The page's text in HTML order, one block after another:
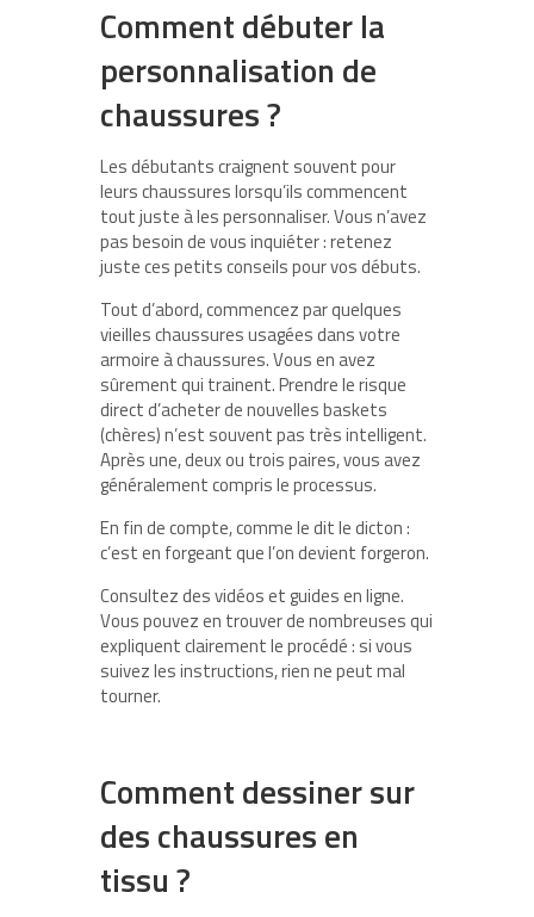
Comment débuter la
personnalisation de
chaussures ?
Les débutants craignent souvent pour
leurs chaussures lorsqu’ils commencent
tout juste à les personnaliser. Vous n’avez
pas besoin de vous inquiéter : retenez
juste ces petits conseils pour vos débuts.
Tout d’abord, commencez par quelques
vieilles chaussures usagées dans votre
armoire à chaussures. Vous en avez
sûrement qui trainent. Prendre le risque
direct d’acheter de nouvelles baskets
(chères) n’est souvent pas très intelligent.
Après une, deux ou trois paires, vous avez
généralement compris le processus.
En fin de compte, comme le dit le dicton :
c’est en forgeant que l’on devient forgeron.
Consultez des vidéos et guides en ligne.
Vous pouvez en trouver de nombreuses qui
expliquent clairement le procédé : si vous
suivez les instructions, rien ne peut mal
tourner.
Comment dessiner sur
des chaussures en
tissu ?